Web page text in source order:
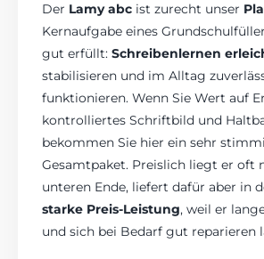
Der Lamy abc ist zurecht unser
Kernaufgabe eines
gut erfüllt:Schreibenlernen
stabilisieren und im Alltag
funktionieren. Wenn Sie Wert auf
kontrolliertes Schriftbild und
bekommen Sie hier ein sehr
Gesamtpaket. Preislich liegt er oft
unteren Ende, liefert dafür aber in
starke Preis-Leistung, weil er
und sich bei Bedarf gut reparieren